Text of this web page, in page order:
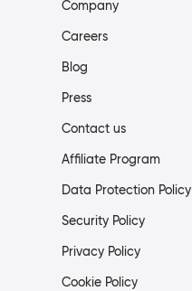
Company
Careers
Blog
Press
Contact us
Affiliate Program
Data Protection Policy
Security Policy
Privacy Policy
Cookie Policy